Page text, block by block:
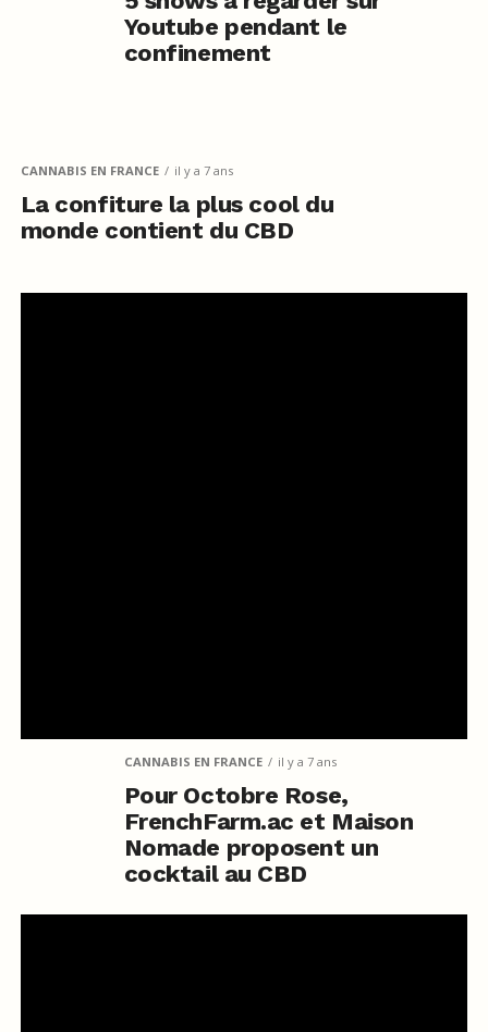
Youtube pendant le
confinement
CANNABIS EN FRANCE il y a 7 ans
La confiture la plus cool du
monde contient du CBD
CANNABIS EN FRANCE il y a 7 ans
Pour Octobre Rose,
FrenchFarm.ac et Maison
Nomade proposent un
cocktail au CBD